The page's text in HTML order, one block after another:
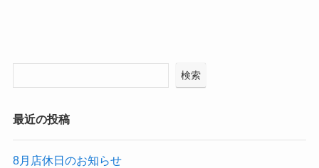
検索
最近の投稿
8月店休日のお知らせ